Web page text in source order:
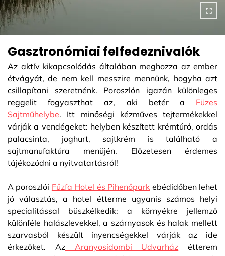
Gasztronómiai felfedeznivalók
Az aktív kikapcsolódás általában meghozza az ember
étvágyát, de nem kell messzire mennünk, hogyha azt
csillapítani szeretnénk. Poroszlón igazán különleges
reggelit fogyaszthat az, aki betér a Füzes
Sajtműhelybe. Itt minőségi kézműves tejtermékekkel
várják a vendégeket: helyben készített krémtúró, ordás
palacsinta, joghurt, sajtkrém is található a
sajtmanufaktúra menüjén. Előzetesen érdemes
tájékozódni a nyitvatartásról!
A poroszlói Fűzfa Hotel és Pihenőpark ebédidőben lehet
jó választás, a hotel étterme ugyanis számos helyi
specialitással büszkélkedik: a környékre jellemző
különféle halászlevekkel, a szárnyasok és halak mellett
szarvasból készült ínyencségekkel várják az ide
érkezőket. AzAranyosidombi Udvarház étterem